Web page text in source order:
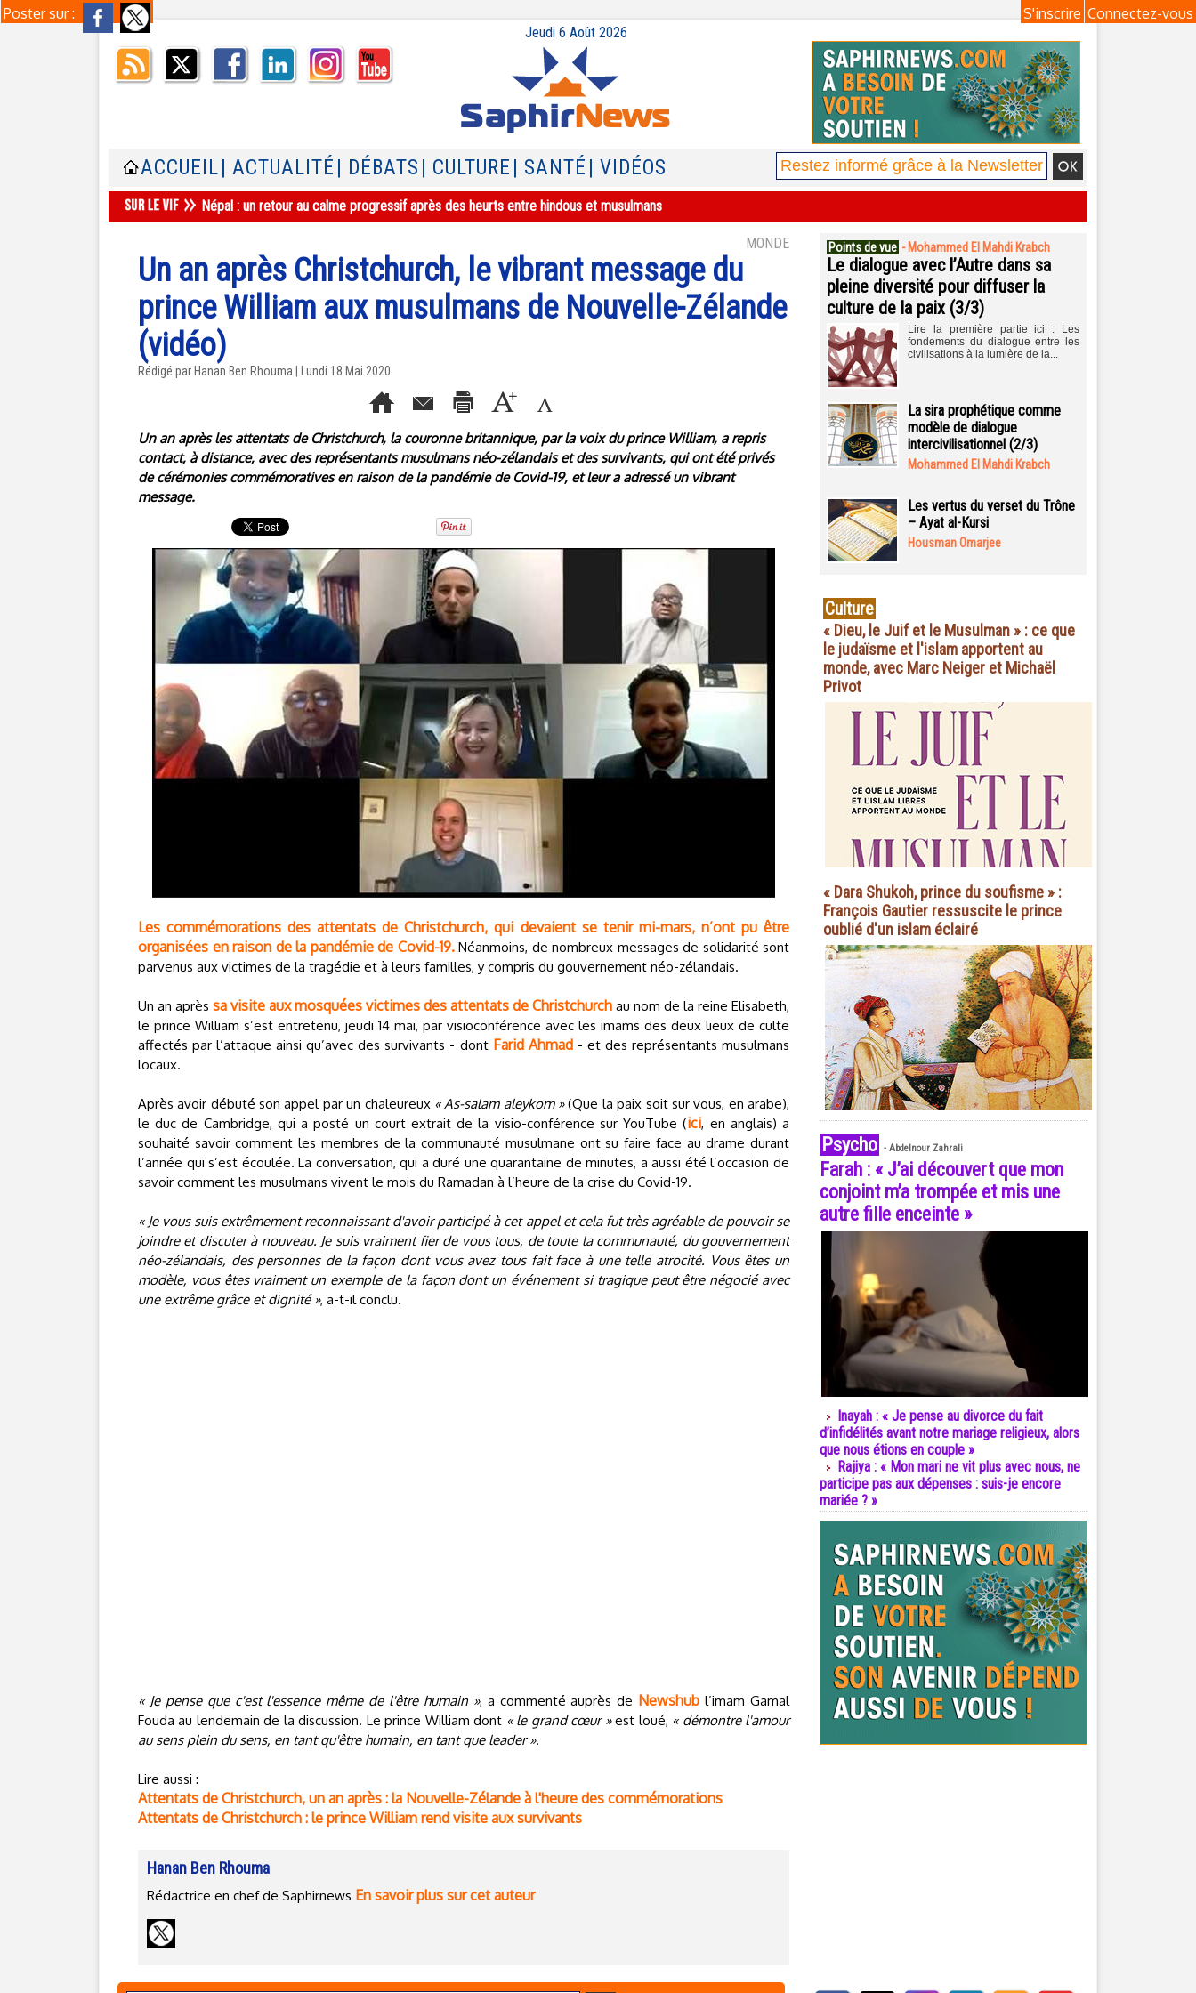
Poster sur : Connectez-vous
S'inscrire
Jeudi 6 Août 2026
ACCUEIL | ACTUALITÉ | DÉBATS | CULTURE | SANTÉ | VIDÉOS
Népal : un retour au calme progressif après des heurts entre hindous et musulmans
MONDE
Un an après Christchurch, le vibrant message du
prince William aux musulmans de Nouvelle-Zélande
(vidéo)
Rédigé par Hanan Ben Rhouma | Lundi 18 Mai 2020
Un an après les attentats de Christchurch, la couronne britannique, par la voix du prince William, a repris
contact, à distance, avec des représentants musulmans néo-zélandais et des survivants, qui ont été privés
de cérémonies commémoratives en raison de la pandémie de Covid-19, et leur a adressé un vibrant
message.
Les commémorations des attentats de Christchurch, qui devaient se tenir mi-mars, n’ont pu être
organisées en raison de la pandémie de Covid-19.Néanmoins, de nombreux messages de solidarité sont
parvenus aux victimes de la tragédie et à leurs familles, y compris du gouvernement néo-zélandais.
Un an après sa visite aux mosquées victimes des attentats de Christchurch au nom de la reine Elisabeth,
le prince William s’est entretenu, jeudi 14 mai, par visioconférence avec les imams des deux lieux de culte
affectés par l’attaque ainsi qu’avec des survivants - dont Farid Ahmad- et des représentants musulmans
locaux.
Après avoir débuté son appel par un chaleureux « As-salam aleykom »(Que la paix soit sur vous, en arabe),
le duc de Cambridge, qui a posté un court extrait de la visio-conférence sur YouTube (ici, en anglais) a
souhaité savoir comment les membres de la communauté musulmane ont su faire face au drame durant
l’année qui s’est écoulée. La conversation, qui a duré une quarantaine de minutes, a aussi été l’occasion de
savoir comment les musulmans vivent le mois du Ramadan à l’heure de la crise du Covid-19.
« Je vous suis extrêmement reconnaissant d'avoir participé à cet appel et cela fut très agréable de pouvoir se
joindre et discuter à nouveau. Je suis vraiment fier de vous tous, de toute la communauté, du gouvernement
néo-zélandais, des personnes de la façon dont vous avez tous fait face à une telle atrocité. Vous êtes un
modèle, vous êtes vraiment un exemple de la façon dont un événement si tragique peut être négocié avec
une extrême grâce et dignité », a-t-il conclu.
« Je pense que c'est l'essence même de l'être humain », a commenté auprès de Newshub l’imam Gamal
Fouda au lendemain de la discussion. Le prince William dont « le grand cœur »est loué, « démontre l'amour
au sens plein du sens, en tant qu'être humain, en tant que leader ».
Lire aussi :
Attentats de Christchurch, un an après : la Nouvelle-Zélande à l'heure des commémorations
Attentats de Christchurch : le prince William rend visite aux survivants
Hanan Ben Rhouma
Rédactrice en chef de Saphirnews En savoir plus sur cet auteur
Points de vue - Mohammed El Mahdi Krabch
Le dialogue avec l’Autre dans sa
pleine diversité pour diffuser la
culture de la paix (3/3)
Lire la première partie ici : Les
fondements du dialogue entre les
civilisations à la lumière de la...
La sira prophétique comme
modèle de dialogue
intercivilisationnel (2/3)
Mohammed El Mahdi Krabch
Les vertus du verset du Trône
– Ayat al-Kursi
Housman Omarjee
Culture
« Dieu, le Juif et le Musulman » : ce que
le judaïsme et l'islam apportent au
monde, avec Marc Neiger et Michaël
Privot
« Dara Shukoh, prince du soufisme » :
François Gautier ressuscite le prince
oublié d'un islam éclairé
Psycho - Abdelnour Zahrali
Farah : « J’ai découvert que mon
conjoint m’a trompée et mis une
autre fille enceinte »
Inayah : « Je pense au divorce du fait
d’infidélités avant notre mariage religieux, alors
que nous étions en couple »
Rajiya : « Mon mari ne vit plus avec nous, ne
participe pas aux dépenses : suis-je encore
mariée ? »